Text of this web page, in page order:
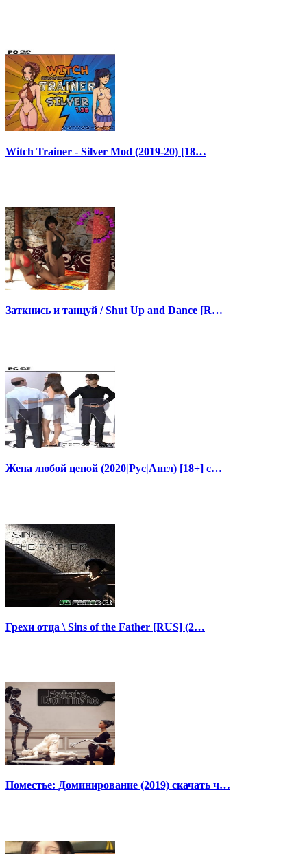
Witch Trainer - Silver Mod (2019-20) [18…
Заткнись и танцуй / Shut Up and Dance [R…
Жена любой ценой (2020|Рус|Англ) [18+] с…
Грехи отца \ Sins of the Father [RUS] (2…
Поместье: Доминирование (2019) скачать ч…